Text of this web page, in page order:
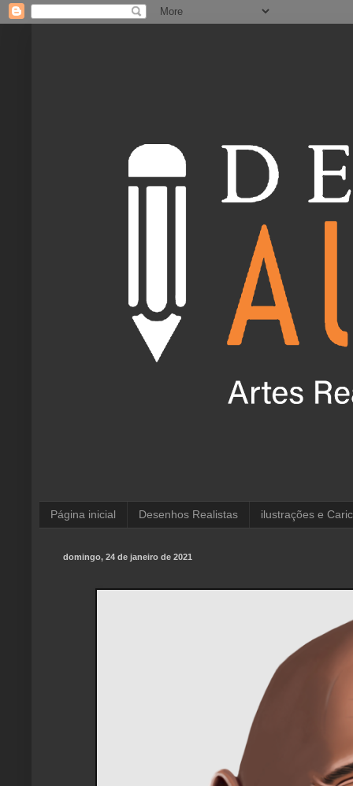
Página inicial Desenhos Realistas ilustrações e
domingo, 24 de janeiro de 2021